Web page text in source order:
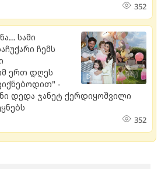
352
სამი
ჩემს
ერთ დღეს
-
დედა ჯანეტ ქერდიყოშვილი
352